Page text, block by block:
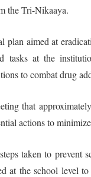
the Tri-Nikaaya.
plan aimed at
tasks at the
to combat drug
that
actions to
taken to
at the school level